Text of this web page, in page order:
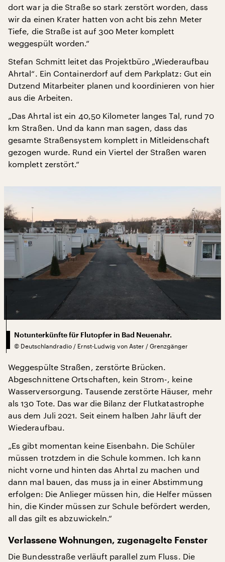
dort war ja die Straße so stark zerstört worden, dass
wir da einen Krater hatten von acht bis zehn Meter
Tiefe, die Straße ist auf 300 Meter komplett
weggespült worden.“
Stefan Schmitt leitet das Projektbüro „Wiederaufbau
Ahrtal“. Ein Containerdorf auf dem Parkplatz: Gut ein
Dutzend Mitarbeiter planen und koordinieren von hier
aus die Arbeiten.
„Das Ahrtal ist ein 40,50 Kilometer langes Tal, rund 70
km Straßen. Und da kann man sagen, dass das
gesamte Straßensystem komplett in Mitleidenschaft
gezogen wurde. Rund ein Viertel der Straßen waren
komplett zerstört.“
Notunterkünfte für Flutopfer in Bad Neuenahr.
© Deutschlandradio / Ernst-Ludwig von Aster / Grenzgänger
Weggespülte Straßen, zerstörte Brücken.
Abgeschnittene Ortschaften, kein Strom-, keine
Wasserversorgung. Tausende zerstörte Häuser, mehr
als 130 Tote. Das war die Bilanz der Flutkatastrophe
aus dem Juli 2021. Seit einem halben Jahr läuft der
Wiederaufbau.
„Es gibt momentan keine Eisenbahn. Die Schüler
müssen trotzdem in die Schule kommen. Ich kann
nicht vorne und hinten das Ahrtal zu machen und
dann mal bauen, das muss ja in einer Abstimmung
erfolgen: Die Anlieger müssen hin, die Helfer müssen
hin, die Kinder müssen zur Schule befördert werden,
all das gilt es abzuwickeln.“
Verlassene Wohnungen, zugenagelte Fenster
Die Bundesstraße verläuft parallel zum Fluss. Die